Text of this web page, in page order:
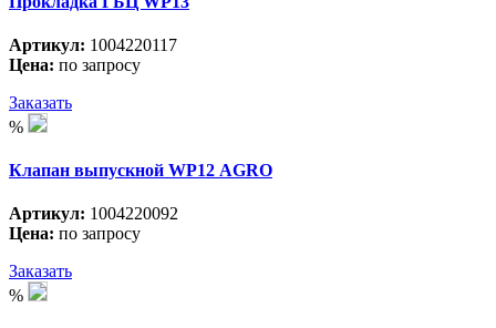
Артикул: 1004220117
Цена: по запросу
Заказать
%
Клапан выпускной WP12 АGRO
Артикул: 1004220092
Цена: по запросу
Заказать
%